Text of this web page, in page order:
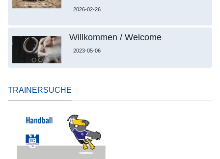
2026-02-26
Willkommen / Welcome
2023-05-06
TRAINERSUCHE